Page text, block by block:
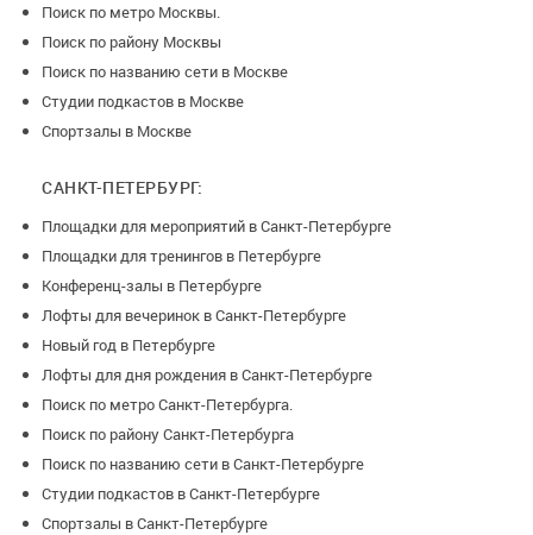
Поиск по метро Москвы.
Поиск по району Москвы
Поиск по названию сети в Москве
Студии подкастов в Москве
Спортзалы в Москве
САНКТ-ПЕТЕРБУРГ:
Площадки для мероприятий в Санкт-Петербурге
Площадки для тренингов в Петербурге
Конференц-залы в Петербурге
Лофты для вечеринок в Санкт-Петербурге
Новый год в Петербурге
Лофты для дня рождения в Санкт-Петербурге
Поиск по метро Санкт-Петербурга.
Поиск по району Санкт-Петербурга
Поиск по названию сети в Санкт-Петербурге
Студии подкастов в Санкт-Петербурге
Спортзалы в Санкт-Петербурге